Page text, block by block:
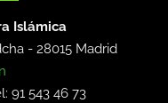
Islámica
-28015 Madrid
91 543 46 73